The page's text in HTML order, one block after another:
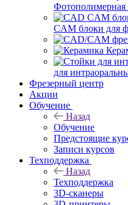
Фотополимерная
CAM блоки для
для
Фрезерный центр
Акции
Обучение
Назад
Обучение
Предстоящие
Записи курсов
Техподдержка
Назад
Техподдержка
3D-сканеры